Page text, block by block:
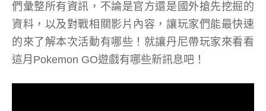
們彙整所有資訊，不論是官方還是國外搶先挖掘的
資料，以及對戰相關影片內容，讓玩家們能最快速
的來了解本次活動有哪些！就讓丹尼帶玩家來看看
這月Pokemon GO遊戲有哪些新訊息吧！